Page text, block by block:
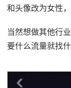
和头像改为女性
当然想做其他行
要什么流量就找什